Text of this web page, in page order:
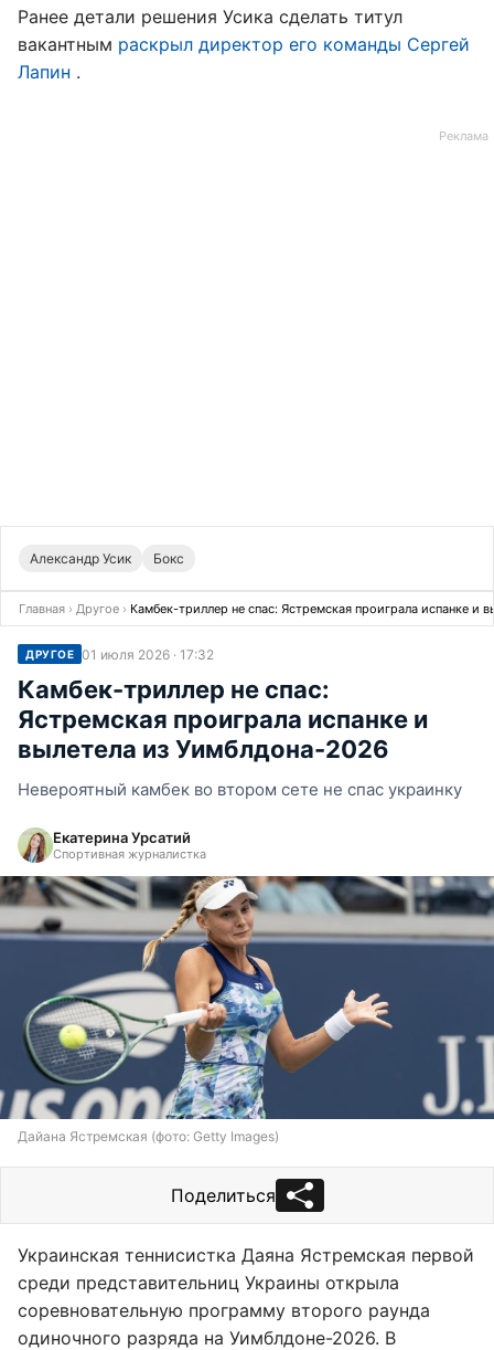
Ранее детали решения Усика сделать титул
вакантным раскрыл директор его команды Сергей
Лапин .
Александр Усик Бокс
Главная › Другое › Камбек-триллер не спас: Ястремская проиграла испанке и
ДРУГОЕ 01 июля 2026 · 17:32
Камбек-триллер не спас:
Ястремская проиграла испанке и
вылетела из Уимблдона-2026
Невероятный камбек во втором сете не спас украинку
Екатерина Урсатий
Спортивная журналистка
Дайана Ястремская (фото: Getty Images)
Поделиться
Украинская теннисистка Даяна Ястремская первой
среди представительниц Украины открыла
соревновательную программу второго раунда
одиночного разряда на Уимблдоне-2026. В